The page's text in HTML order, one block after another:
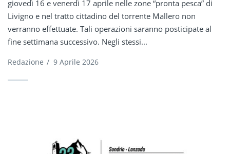
giovedì 16 e venerdì 17 aprile nelle zone “pronta pesca” di
Livigno e nel tratto cittadino del torrente Mallero non
verranno effettuate. Tali operazioni saranno posticipate al
fine settimana successivo. Negli stessi...
Redazione / 9 Aprile 2026